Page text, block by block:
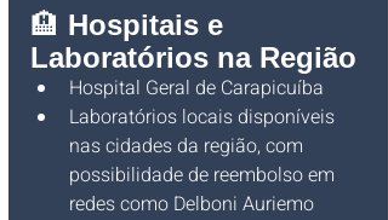
🏨 Hospitais e
Laboratórios na Região
Hospital Geral de Carapicuíba
Laboratórios locais disponíveis
nas cidades da região, com
possibilidade de reembolso em
redes como Delboni Auriemo